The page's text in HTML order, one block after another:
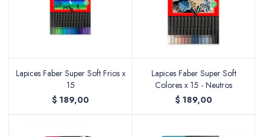
Lapices Faber Super Soft Frios x
15
$ 189,00
Lapices Faber Super Soft
Colores x 15 - Neutros
$ 189,00